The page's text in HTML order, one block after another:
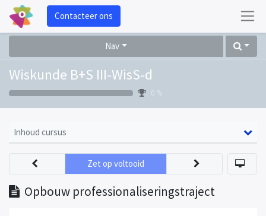
Contacteer ons
Nav
Wiskunde B+S III-WisS-d
0 %
Inhoud cursus
Opbouw professionaliseringstraject
Zet op voltooid